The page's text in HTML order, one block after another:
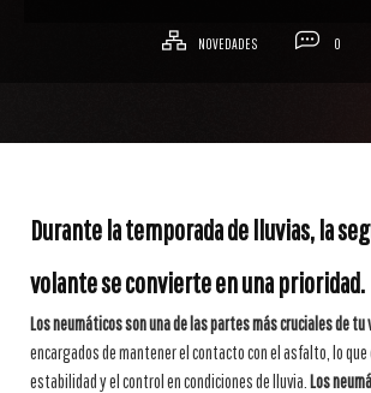
NOVEDADES 0
Durante la temporada de lluvias, la
volante se convierte en una prioridad.
Los neumáticos son una de las partes más cruciales de tu
encargados de mantener el contacto con el asfalto, lo
estabilidad y el control en condiciones de lluvia. Los